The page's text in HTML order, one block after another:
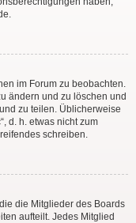
im Forum zu beobachten.
ändern und zu löschen und
zu teilen. Üblicherweise
d. h. etwas nicht zum
schreiben.
die Mitglieder des Boards
aufteilt. Jedes Mitglied